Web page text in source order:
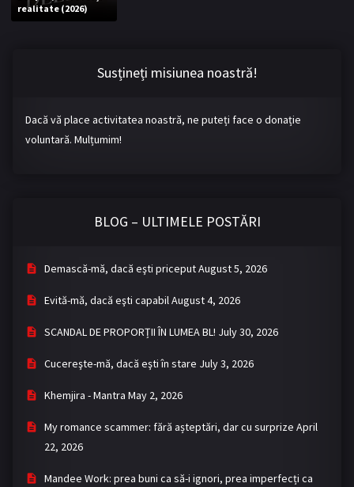
Bromance / BL China
LGBTQ+ NON-ASIA
BLOG
RECOMANDĂRI PROIECTE
ALĂTURĂ-TE
Înregistrează-te Autentificare
Contul meu Ieși
realitate (2026)
Susțineți misiunea noastră!
Dacă vă place activitatea noastră, ne puteți face o donație
voluntară. Mulțumim!
BLOG – ULTIMELE POSTĂRI
Demască-mă, dacă eşti priceputAugust 5, 2026
Evită-mă, dacă eşti capabilAugust 4, 2026
SCANDAL DE PROPORȚII ÎN LUMEA BL! July 30, 2026
Cucereşte-mă, dacă eşti în stare July 3, 2026
Khemjira - Mantra May 2, 2026
My romance scammer: fără așteptări, dar cu surprize April
22, 2026
Mandee Work: prea buni ca să-i ignori, prea imperfecți ca